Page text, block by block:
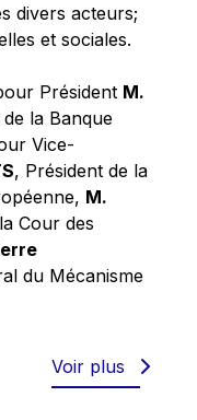
divers acteurs;
et sociales.
Président M.
la Banque
Vice-
, Président de la
M.
Cour des
du Mécanisme
Voir plus